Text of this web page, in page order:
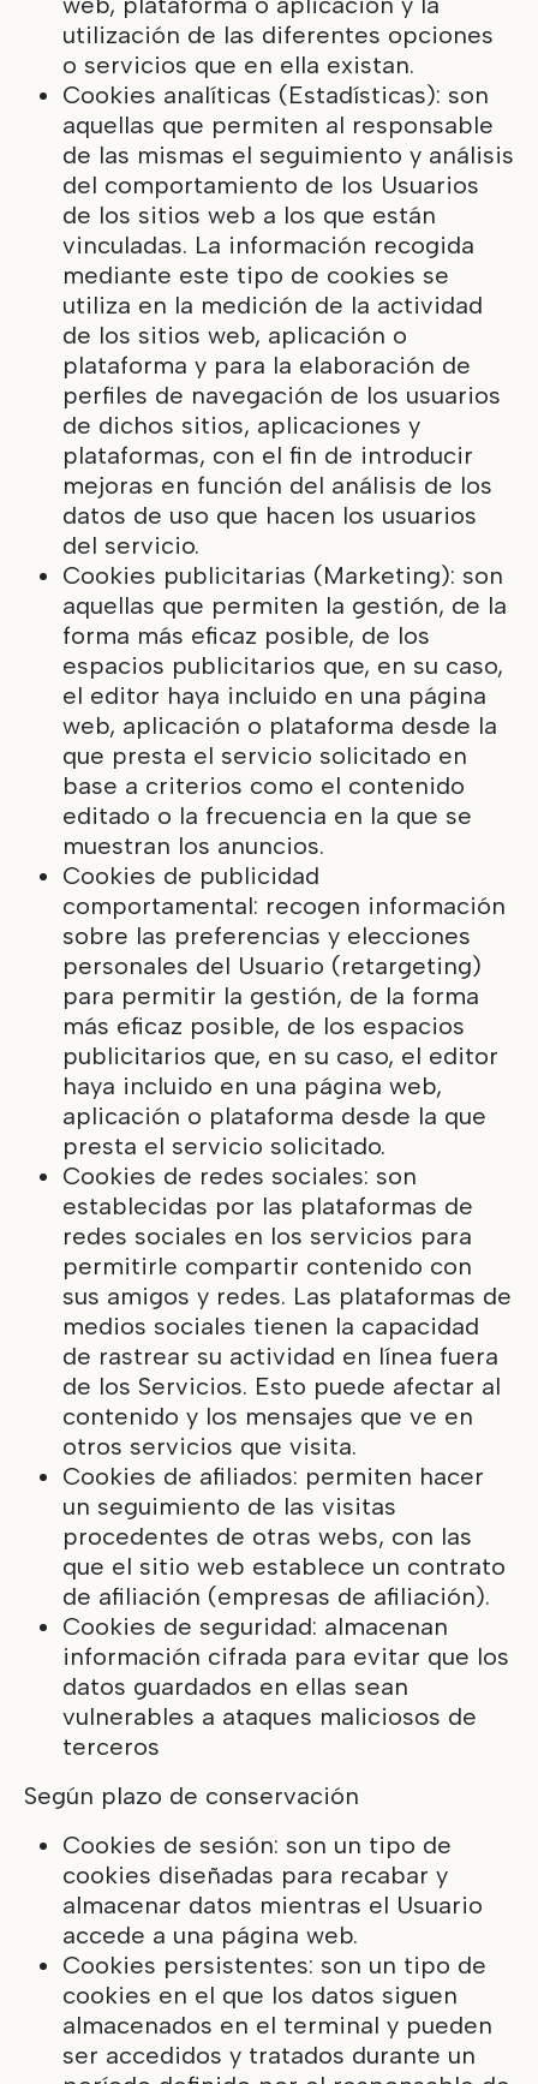
utilización de las diferentes opciones
o servicios que en ella existan.
Cookies analíticas (Estadísticas): son
aquellas que permiten al responsable
de las mismas el seguimiento y análisis
del comportamiento de los Usuarios
de los sitios web a los que están
vinculadas. La información recogida
mediante este tipo de cookies se
utiliza en la medición de la actividad
de los sitios web, aplicación o
plataforma y para la elaboración de
perfiles de navegación de los usuarios
de dichos sitios, aplicaciones y
plataformas, con el fin de introducir
mejoras en función del análisis de los
datos de uso que hacen los usuarios
del servicio.
Cookies publicitarias (Marketing): son
aquellas que permiten la gestión, de la
forma más eficaz posible, de los
espacios publicitarios que, en su caso,
el editor haya incluido en una página
web, aplicación o plataforma desde la
que presta el servicio solicitado en
base a criterios como el contenido
editado o la frecuencia en la que se
muestran los anuncios.
Cookies de publicidad
comportamental: recogen información
sobre las preferencias y elecciones
personales del Usuario (retargeting)
para permitir la gestión, de la forma
más eficaz posible, de los espacios
publicitarios que, en su caso, el editor
haya incluido en una página web,
aplicación o plataforma desde la que
presta el servicio solicitado.
Cookies de redes sociales: son
establecidas por las plataformas de
redes sociales en los servicios para
permitirle compartir contenido con
sus amigos y redes. Las plataformas de
medios sociales tienen la capacidad
de rastrear su actividad en línea fuera
de los Servicios. Esto puede afectar al
contenido y los mensajes que ve en
otros servicios que visita.
Cookies de afiliados: permiten hacer
un seguimiento de las visitas
procedentes de otras webs, con las
que el sitio web establece un contrato
de afiliación (empresas de afiliación).
Cookies de seguridad: almacenan
información cifrada para evitar que los
datos guardados en ellas sean
vulnerables a ataques maliciosos de
terceros
Según plazo de conservación
Cookies de sesión: son un tipo de
cookies diseñadas para recabar y
almacenar datos mientras el Usuario
accede a una página web.
Cookies persistentes: son un tipo de
cookies en el que los datos siguen
almacenados en el terminal y pueden
ser accedidos y tratados durante un